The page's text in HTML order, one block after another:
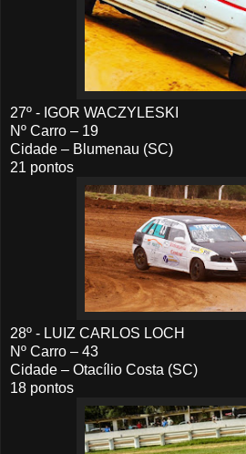
27º - IGOR WACZYLESKI
Nº Carro – 19
Cidade – Blumenau (SC)
21 pontos
28º - LUIZ CARLOS LOCH
Nº Carro – 43
Cidade – Otacílio Costa (SC)
18 pontos